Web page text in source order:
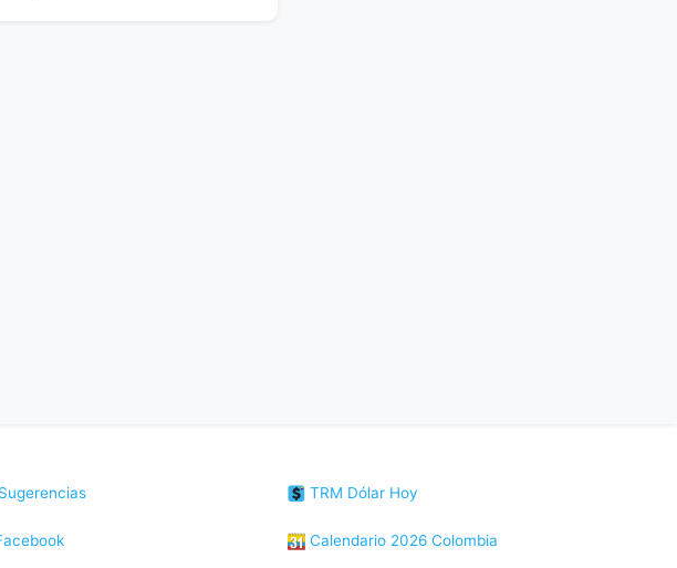
Sugerencias TRM Dólar Hoy
Calendario 2026 Colombia